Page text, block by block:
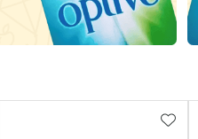
Comprar sem Desconto
Comprar sem Desconto